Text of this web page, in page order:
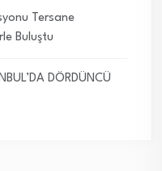
Tersane
Buluştu
DÖRDÜNCÜ